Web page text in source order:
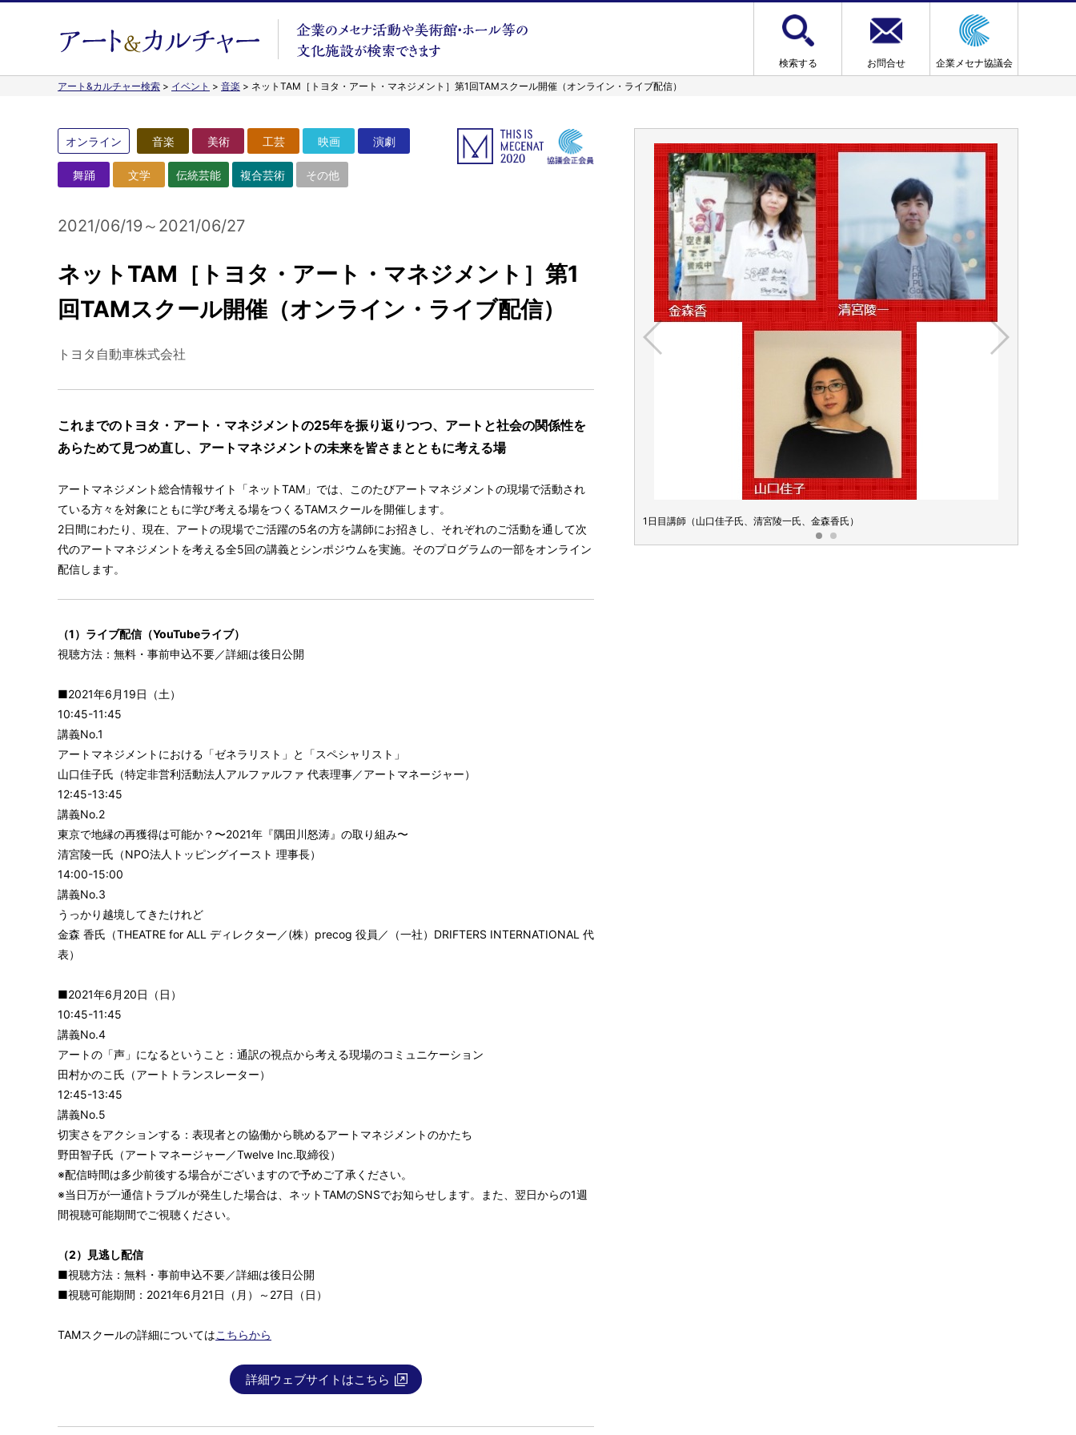
検索する お問合せ
企業メセナ協議会
アート&カルチャー検索 > イベント > 音楽 > ネットTAM［トヨタ・アート・マネジメント］第1回TAMスクール開催（オンライン・ライブ配信）
2日目講師（田村かのこ氏、野田智子氏）、司会進行（田尾圭一郎氏） 1日目講師（山口佳子氏、清宮陵一氏、金森香氏）
オンライン 音楽 美術 工芸 映画 演劇
舞踊 文学 伝統芸能 複合芸術 その他
2021/06/19～2021/06/27
ネットTAM［トヨタ・アート・マネジメント］第1
回TAMスクール開催（オンライン・ライブ配信）
トヨタ自動車株式会社
これまでのトヨタ・アート・マネジメントの25年を振り返りつつ、アートと社会の関係性を
あらためて見つめ直し、アートマネジメントの未来を皆さまとともに考える場
アートマネジメント総合情報サイト「ネットTAM」では、このたびアートマネジメントの現場で活動され
ている方々を対象にともに学び考える場をつくるTAMスクールを開催します。
2日間にわたり、現在、アートの現場でご活躍の5名の方を講師にお招きし、それぞれのご活動を通して次
代のアートマネジメントを考える全5回の講義とシンポジウムを実施。そのプログラムの一部をオンライン
配信します。
（1）ライブ配信（YouTubeライブ）
視聴方法：無料・事前申込不要／詳細は後日公開
■2021年6月19日（土）
10:45-11:45
講義No.1
アートマネジメントにおける「ゼネラリスト」と「スペシャリスト」
山口佳子氏（特定非営利活動法人アルファルファ 代表理事／アートマネージャー）
12:45-13:45
講義No.2
東京で地縁の再獲得は可能か？〜2021年『隅田川怒涛』の取り組み〜
清宮陵一氏（NPO法人トッピングイースト 理事長）
14:00-15:00
講義No.3
うっかり越境してきたけれど
金森 香氏（THEATRE for ALL ディレクター／(株）precog 役員／（一社）DRIFTERS INTERNATIONAL 代
表）
■2021年6月20日（日）
10:45-11:45
講義No.4
アートの「声」になるということ：通訳の視点から考える現場のコミュニケーション
田村かのこ氏（アートトランスレーター）
12:45-13:45
講義No.5
切実さをアクションする：表現者との協働から眺めるアートマネジメントのかたち
野田智子氏（アートマネージャー／Twelve Inc.取締役）
※配信時間は多少前後する場合がございますので予めご了承ください。
※当日万が一通信トラブルが発生した場合は、ネットTAMのSNSでお知らせします。また、翌日からの1週
間視聴可能期間でご視聴ください。
（2）見逃し配信
■視聴方法：無料・事前申込不要／詳細は後日公開
■視聴可能期間：2021年6月21日（月）～27日（日）
TAMスクールの詳細についてはこちらから
詳細ウェブサイトはこちら